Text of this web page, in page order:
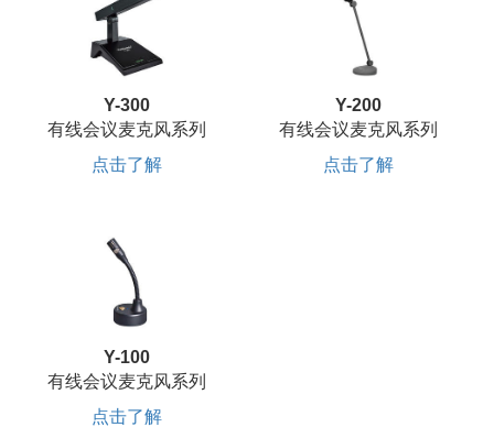
Y-300
有线会议麦克风系列
点击了解
Y-200
有线会议麦克风系列
点击了解
Y-100
有线会议麦克风系列
点击了解